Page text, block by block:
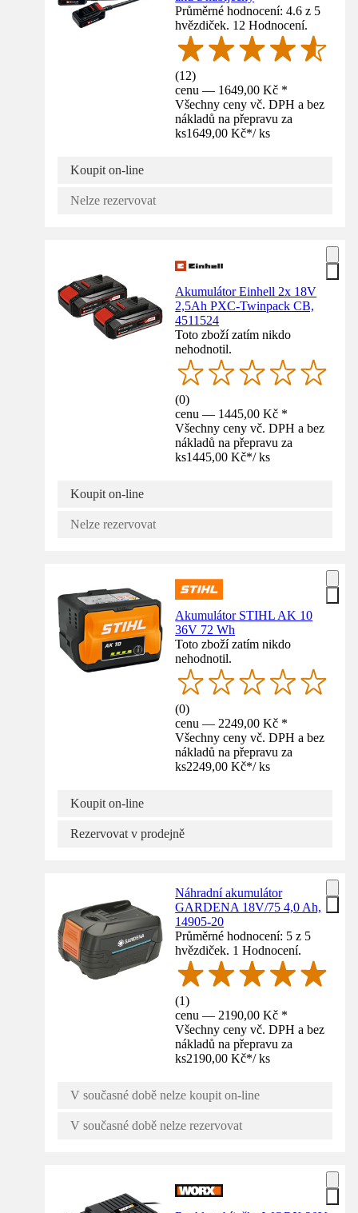
Průměrné hodnocení: 4.6 z 5
hvězdiček. 12 Hodnocení.
(12)
cenu — 1649,00 Kč *
Všechny ceny vč. DPH a bez
nákladů na přepravu za
ks1649,00 Kč*/ ks
Koupit on-line
Nelze rezervovat
Akumulátor Einhell 2x 18V
2,5Ah PXC-Twinpack CB,
4511524
Toto zboží zatím nikdo
nehodnotil.
(0)
cenu — 1445,00 Kč *
Všechny ceny vč. DPH a bez
nákladů na přepravu za
ks1445,00 Kč*/ ks
Koupit on-line
Nelze rezervovat
Akumulátor STIHL AK 10
36V 72 Wh
Toto zboží zatím nikdo
nehodnotil.
(0)
cenu — 2249,00 Kč *
Všechny ceny vč. DPH a bez
nákladů na přepravu za
ks2249,00 Kč*/ ks
Koupit on-line
Rezervovat v prodejně
Náhradní akumulátor
GARDENA 18V/75 4,0 Ah,
14905-20
Průměrné hodnocení: 5 z 5
hvězdiček. 1 Hodnocení.
(1)
cenu — 2190,00 Kč *
Všechny ceny vč. DPH a bez
nákladů na přepravu za
ks2190,00 Kč*/ ks
V současné době nelze koupit on-line
V současné době nelze rezervovat